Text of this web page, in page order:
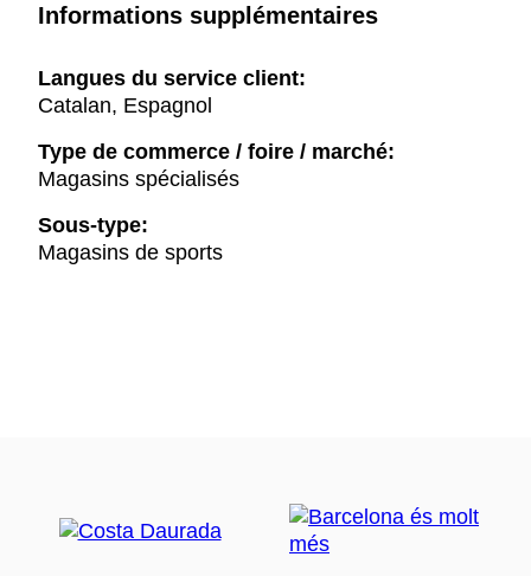
Informations supplémentaires
Langues du service client:
Catalan, Espagnol
Type de commerce / foire / marché:
Magasins spécialisés
Sous-type:
Magasins de sports